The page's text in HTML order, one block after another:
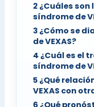
2 ¿Cuáles
síndrome de
3 ¿Cómo se
de VEXAS?
4 ¿Cuál es el
síndrome de
5 ¿Qué
VEXAS con